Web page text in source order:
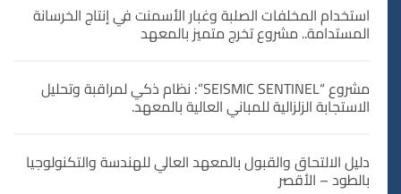
استخدام المخلفات الصلبة وغبار الأسمنت في إنتاج الخرسانة
المستدامة.. مشروع تخرج متميز بالمعهد
مشروع “SEISMIC SENTINEL”: نظام ذكي لمراقبة وتحليل
الاستجابة الزلزالية للمباني العالية بالمعهد.
دليل الالتحاق والقبول بالمعهد العالي للهندسة والتكنولوجيا
بالطود – الأقصر